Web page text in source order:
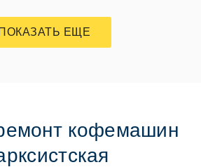
ПОКАЗАТЬ ЕЩЕ
кофемашин